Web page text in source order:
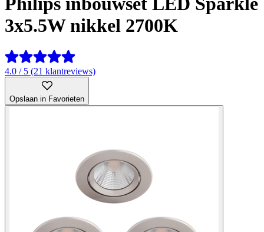
3x5.5W nikkel 2700K
4.0 / 5 (21 klantreviews)
Opslaan in Favorieten